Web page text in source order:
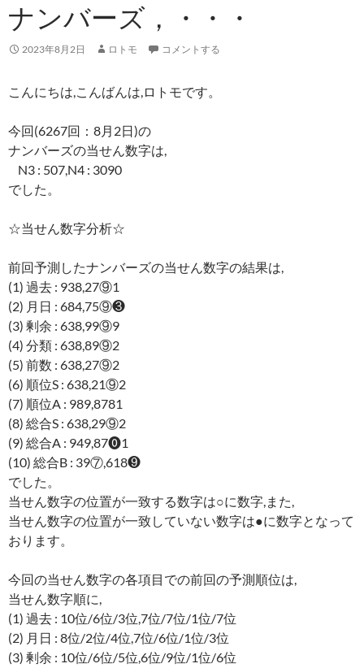
ナンバーズ，・・・
2023年8月2日 ロトモ コメントする
こんにちは,こんばんは,ロトモです。
今回(6267回：8月2日)の
ナンバーズの当せん数字は,
N3 : 507,N4 : 3090
でした。
☆当せん数字分析☆
前回予測したナンバーズの当せん数字の結果は,
(1) 過去 : 938,27⑨1
(2) 月日 : 684,75⑨❸
(3) 剰余 : 638,99⑨9
(4) 分類 : 638,89⑨2
(5) 前数 : 638,27⑨2
(6) 順位S : 638,21⑨2
(7) 順位A : 989,8781
(8) 総合S : 638,29⑨2
(9) 総合A : 949,87⓿1
(10) 総合B : 39⑦,618❾
でした。
当せん数字の位置が一致する数字は○に数字,また,
当せん数字の位置が一致していない数字は●に数字となって
おります。
今回の当せん数字の各項目での前回の予測順位は,
当せん数字順に,
(1) 過去 : 10位/6位/3位,7位/7位/1位/7位
(2) 月日 : 8位/2位/4位,7位/6位/1位/3位
(3) 剰余 : 10位/6位/5位,6位/9位/1位/6位